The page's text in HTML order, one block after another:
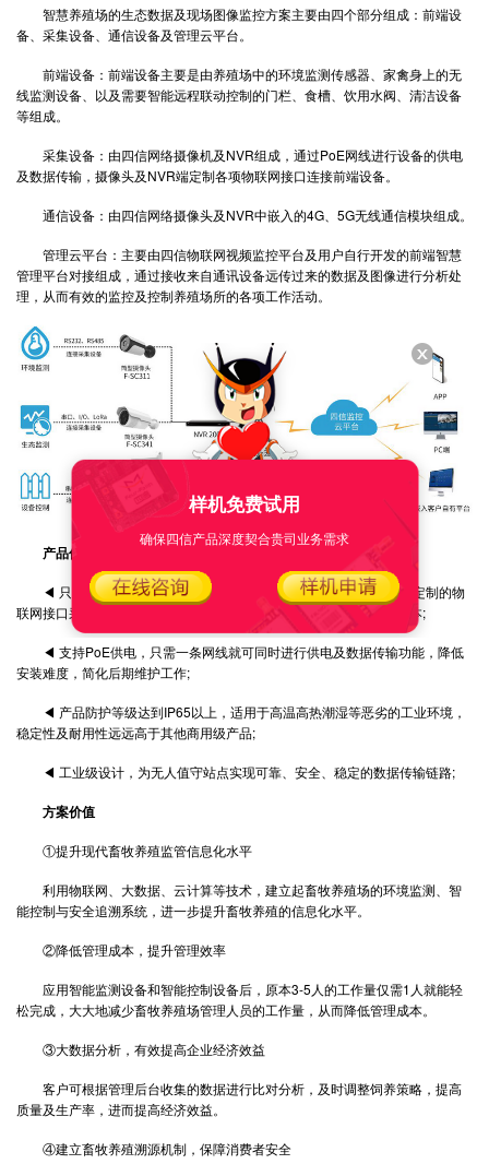
智慧养殖场的生态数据及现场图像监控方案主要由四个部分组成：前端设
备、采集设备、通信设备及管理云平台。
前端设备：前端设备主要是由养殖场中的环境监测传感器、家禽身上的无
线监测设备、以及需要智能远程联动控制的门栏、食槽、饮用水阀、清洁设备
等组成。
采集设备：由四信网络摄像机及NVR组成，通过PoE网线进行设备的供电
及数据传输，摄像头及NVR端定制各项物联网接口连接前端设备。
通信设备：由四信网络摄像头及NVR中嵌入的4G、5G无线通信模块组成。
管理云平台：主要由四信物联网视频监控平台及用户自行开发的前端智慧
管理平台对接组成，通过接收来自通讯设备远传过来的数据及图像进行分析处
理，从而有效的监控及控制养殖场所的各项工作活动。
产品优势
◀ 只需单一设备即可对监测点实现图像及数据的共同采集，利用定制的物
联网接口采集传感器数据，同时联动控制其他设备，节省设备投入成本;
◀ 支持PoE供电，只需一条网线就可同时进行供电及数据传输功能，降低
安装难度，简化后期维护工作;
◀ 产品防护等级达到IP65以上，适用于高温高热潮湿等恶劣的工业环境，
稳定性及耐用性远远高于其他商用级产品;
◀ 工业级设计，为无人值守站点实现可靠、安全、稳定的数据传输链路;
方案价值
①提升现代畜牧养殖监管信息化水平
利用物联网、大数据、云计算等技术，建立起畜牧养殖场的环境监测、智
能控制与安全追溯系统，进一步提升畜牧养殖的信息化水平。
②降低管理成本，提升管理效率
应用智能监测设备和智能控制设备后，原本3-5人的工作量仅需1人就能轻
松完成，大大地减少畜牧养殖场管理人员的工作量，从而降低管理成本。
③大数据分析，有效提高企业经济效益
客户可根据管理后台收集的数据进行比对分析，及时调整饲养策略，提高
质量及生产率，进而提高经济效益。
④建立畜牧养殖溯源机制，保障消费者安全
样机免费试用
确保四信产品深度契合贵司业务需求